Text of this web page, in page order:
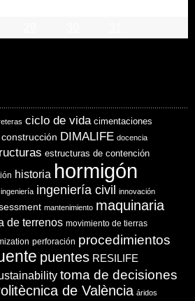
ciclo de vida cimentaciones
construcción DIMALIFE docencia
estructuras de contención
historia hormigón
ingeniería ingeniería civil innovación
mantenimiento maquinaria
de terrenos movimiento de tierras
perforación procedimientos
puentes RESILIFE
toma de decisiones
de València áridos